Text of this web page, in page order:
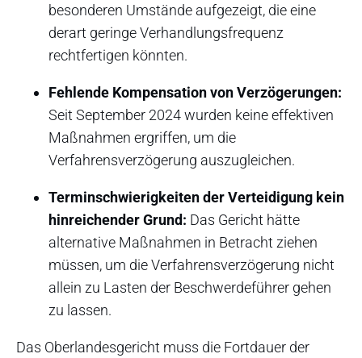
besonderen Umstände aufgezeigt, die eine
derart geringe Verhandlungsfrequenz
rechtfertigen könnten.
Fehlende Kompensation von Verzögerungen:
Seit September 2024 wurden keine effektiven
Maßnahmen ergriffen, um die
Verfahrensverzögerung auszugleichen.
Terminschwierigkeiten der Verteidigung kein
hinreichender Grund: Das Gericht hätte
alternative Maßnahmen in Betracht ziehen
müssen, um die Verfahrensverzögerung nicht
allein zu Lasten der Beschwerdeführer gehen
zu lassen.
Das Oberlandesgericht muss die Fortdauer der